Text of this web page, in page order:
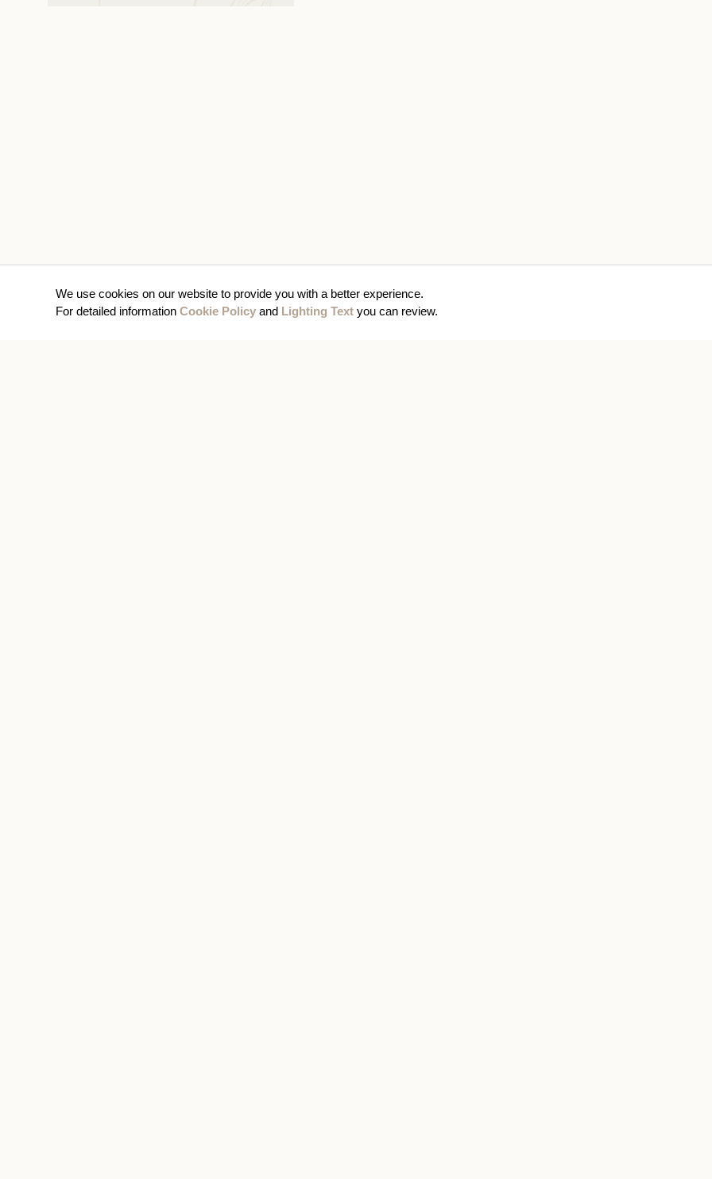
We use cookies on our website to provide you with a better experience.
For detailed information Cookie Policy and Lighting Text you can review.